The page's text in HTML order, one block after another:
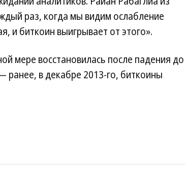
раз, когда мы видим ослабление
и биткоин выигрывает от этого».
мере восстановилась после падения до
ранее, в декабре 2013-го, биткоины